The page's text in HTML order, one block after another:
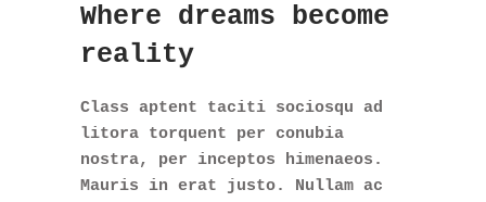
Where dreams become
reality
Class aptent taciti sociosqu ad
litora torquent per conubia
nostra, per inceptos himenaeos.
Mauris in erat justo. Nullam ac